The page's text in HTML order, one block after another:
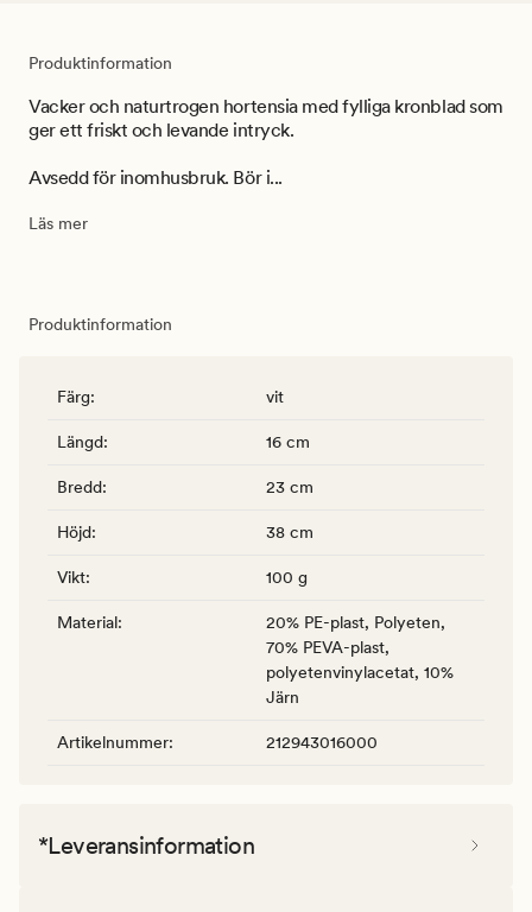
Produktinformation
Vacker och naturtrogen hortensia med fylliga kronblad som
ger ett friskt och levande intryck.
Avsedd för inomhusbruk. Bör i...
Läs mer
Produktinformation
Färg: vit
Längd: 16 cm
Bredd: 23 cm
Höjd: 38 cm
Vikt: 100 g
Material:
20% PE-plast, Polyeten,
70% PEVA-plast,
polyetenvinylacetat, 10%
Järn
Artikelnummer: 212943016000
*Leveransinformation